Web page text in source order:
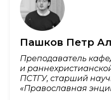
Пашков Петр
Преподаватель
и
ПСТГУ, старший
«Православная